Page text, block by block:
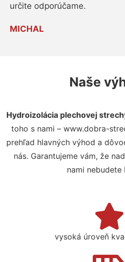
určite odporúčame.
MICHAL
Naše
Hydroizolácia plechovej
toho s nami – www.dobra-
prehľad hlavných výhod a
nás. Garantujeme vám, že
nami nebudete
vysoká úroveň